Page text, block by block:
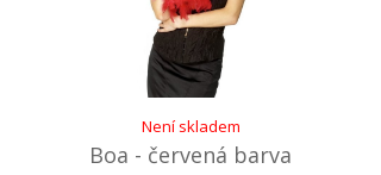
Není skladem
Boa - červená barva